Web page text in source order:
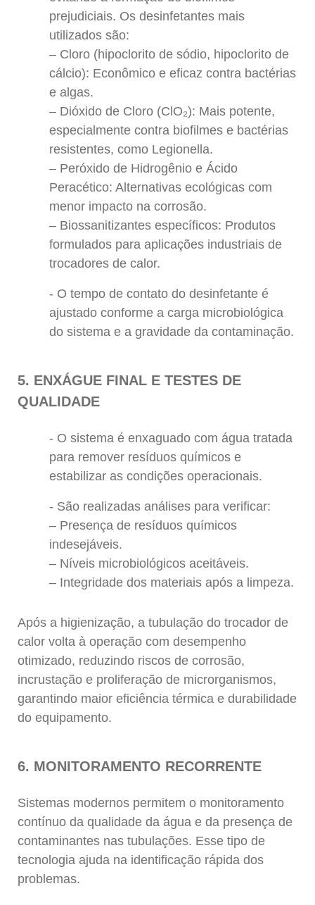
prejudiciais. Os desinfetantes mais
utilizados são:
– Cloro (hipoclorito de sódio, hipoclorito de
cálcio): Econômico e eficaz contra bactérias
e algas.
– Dióxido de Cloro (ClO₂): Mais potente,
especialmente contra biofilmes e bactérias
resistentes, como Legionella.
– Peróxido de Hidrogênio e Ácido
Peracético: Alternativas ecológicas com
menor impacto na corrosão.
– Biossanitizantes específicos: Produtos
formulados para aplicações industriais de
trocadores de calor.
O tempo de contato do desinfetante é
ajustado conforme a carga microbiológica
do sistema e a gravidade da contaminação.
5. ENXÁGUE FINAL E TESTES DE
QUALIDADE
O sistema é enxaguado com água tratada
para remover resíduos químicos e
estabilizar as condições operacionais.
São realizadas análises para verificar:
– Presença de resíduos químicos
indesejáveis.
– Níveis microbiológicos aceitáveis.
– Integridade dos materiais após a limpeza.
Após a higienização, a tubulação do trocador de
calor volta à operação com desempenho
otimizado, reduzindo riscos de corrosão,
incrustação e proliferação de microrganismos,
garantindo maior eficiência térmica e durabilidade
do equipamento.
6. MONITORAMENTO RECORRENTE
Sistemas modernos permitem o monitoramento
contínuo da qualidade da água e da presença de
contaminantes nas tubulações. Esse tipo de
tecnologia ajuda na identificação rápida dos
problemas.